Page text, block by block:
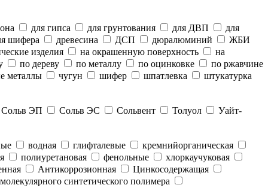
для гипса для грунтования для ДВП
для
шифера
древесина ДСП дюралюминий
ЖБИ
изделия
на окрашенную поверхность
на
по дереву по металлу по оцинковке
по ржавчине
металлы
чугун шифер шпатлевка штукатурка
ЭП Сольв ЭС Сольвент Толуол Уайт-
водная глифталевые
кремнийорганическая
полиуретановая фенольные
хлоркаучуковая
Антикоррозионная
Цинкосодержащая
синтетического полимера